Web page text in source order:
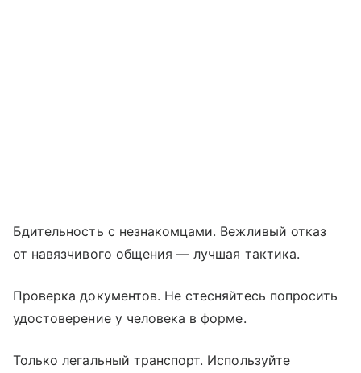
Бдительность с незнакомцами. Вежливый отказ
от навязчивого общения — лучшая тактика.
Проверка документов. Не стесняйтесь попросить
удостоверение у человека в форме.
Только легальный транспорт. Используйте